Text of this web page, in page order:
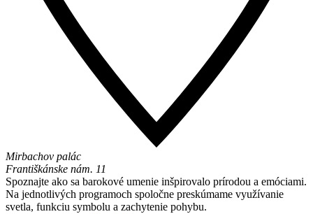
Mirbachov palác
Františkánske nám. 11
Spoznajte ako sa barokové umenie inšpirovalo prírodou a emóciami.
Na jednotlivých programoch spoločne preskúmame využívanie
svetla, funkciu symbolu a zachytenie pohybu.